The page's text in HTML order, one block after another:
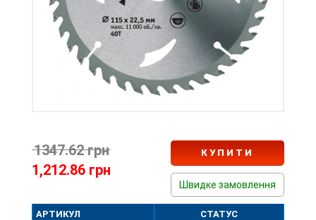
1347.62 грн
1,212.86 грн
Швидке замовлення
КУПИТИ
АРТИКУЛ
СТАТУС